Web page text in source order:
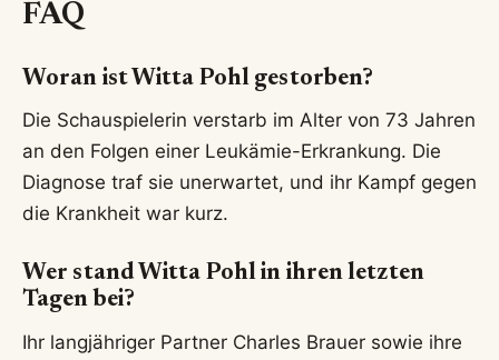
FAQ
Woran ist Witta Pohl gestorben?
Die Schauspielerin verstarb im Alter von 73 Jahren
an den Folgen einer Leukämie-Erkrankung. Die
Diagnose traf sie unerwartet, und ihr Kampf gegen
die Krankheit war kurz.
Wer stand Witta Pohl in ihren letzten
Tagen bei?
Ihr langjähriger Partner Charles Brauer sowie ihre